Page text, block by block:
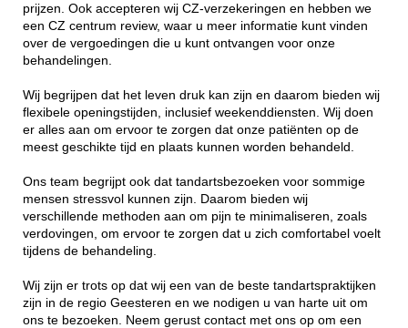
prijzen. Ook accepteren wij CZ-verzekeringen en hebben we
een CZ centrum review, waar u meer informatie kunt vinden
over de vergoedingen die u kunt ontvangen voor onze
behandelingen.
Wij begrijpen dat het leven druk kan zijn en daarom bieden wij
flexibele openingstijden, inclusief weekenddiensten. Wij doen
er alles aan om ervoor te zorgen dat onze patiënten op de
meest geschikte tijd en plaats kunnen worden behandeld.
Ons team begrijpt ook dat tandartsbezoeken voor sommige
mensen stressvol kunnen zijn. Daarom bieden wij
verschillende methoden aan om pijn te minimaliseren, zoals
verdovingen, om ervoor te zorgen dat u zich comfortabel voelt
tijdens de behandeling.
Wij zijn er trots op dat wij een van de beste tandartspraktijken
zijn in de regio Geesteren en we nodigen u van harte uit om
ons te bezoeken. Neem gerust contact met ons op om een